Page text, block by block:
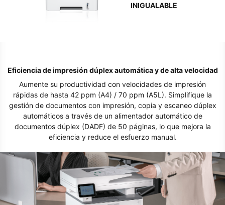
INIGUALABLE
Eficiencia de impresión dúplex automática y de alta velocidad
Aumente su productividad con velocidades de impresión
rápidas de hasta 42 ppm (A4) / 70 ppm (A5L). Simplifique la
gestión de documentos con impresión, copia y escaneo dúplex
automáticos a través de un alimentador automático de
documentos dúplex (DADF) de 50 páginas, lo que mejora la
eficiencia y reduce el esfuerzo manual.